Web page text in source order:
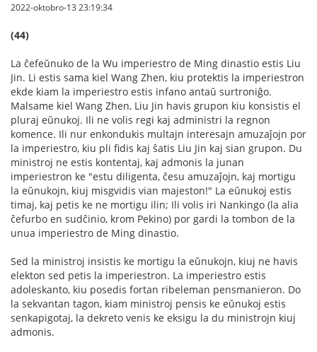
2022-oktobro-13 23:19:34
(44)
La ĉefeŭnuko de la Wu imperiestro de Ming dinastio estis Liu
Jin. Li estis sama kiel Wang Zhen, kiu protektis la imperiestron
ekde kiam la imperiestro estis infano antaŭ surtroniĝo.
Malsame kiel Wang Zhen, Liu Jin havis grupon kiu konsistis el
pluraj eŭnukoj. Ili ne volis regi kaj administri la regnon
komence. Ili nur enkondukis multajn interesajn amuzaĵojn por
la imperiestro, kiu pli fidis kaj ŝatis Liu Jin kaj sian grupon. Du
ministroj ne estis kontentaj, kaj admonis la junan
imperiestron ke "estu diligenta, ĉesu amuzaĵojn, kaj mortigu
la eŭnukojn, kiuj misgvidis vian majeston!" La eŭnukoj estis
timaj, kaj petis ke ne mortigu ilin; Ili volis iri Nankingo (la alia
ĉefurbo en sudĉinio, krom Pekino) por gardi la tombon de la
unua imperiestro de Ming dinastio.
Sed la ministroj insistis ke mortigu la eŭnukojn, kiuj ne havis
elekton sed petis la imperiestron. La imperiestro estis
adoleskanto, kiu posedis fortan ribeleman pensmanieron. Do
la sekvantan tagon, kiam ministroj pensis ke eŭnukoj estis
senkapigotaj, la dekreto venis ke eksigu la du ministrojn kiuj
admonis.